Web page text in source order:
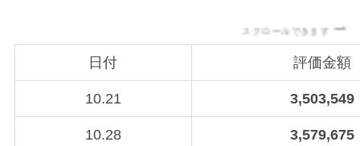
スクロールできます
日付 評価金額
10.21 3,503,549
10.28 3,579,675